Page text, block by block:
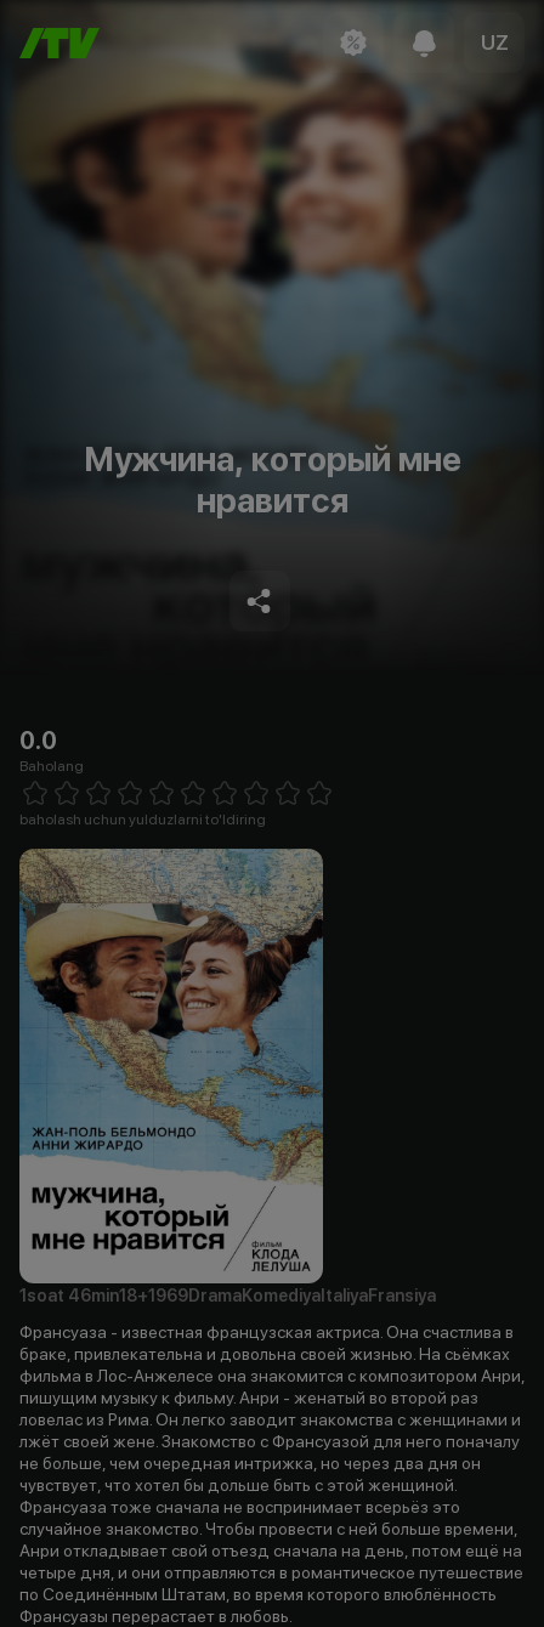
UZ
Мужчина, который мне
нравится
0.0
Baholang
1 Star 2 Stars 3 Stars 4 Stars5 Stars 6 Stars7 Stars8 Stars
baholash uchun yulduzlarni to'ldiring
1soat 46min18+1969DramaKomediya ItaliyaFransiya
Франсуаза - известная французская актриса. Она счастлива в
браке, привлекательна и довольна своей жизнью. На сьёмках
фильма в Лос-Анжелесе она знакомится с композитором Анри,
пишущим музыку к фильму. Анри - женатый во второй раз
ловелас из Рима. Он легко заводит знакомства с женщинами и
лжёт своей жене. Знакомство с Франсуазой для него поначалу
не больше, чем очередная интрижка, но через два дня он
чувствует, что хотел бы дольше быть с этой женщиной.
Франсуаза тоже сначала не воспринимает всерьёз это
случайное знакомство. Чтобы провести с ней больше времени,
Анри откладывает свой отъезд сначала на день, потом ещё на
четыре дня, и они отправляются в романтическое путешествие
по Соединённым Штатам, во время которого влюблённость
Франсуазы перерастает в любовь.